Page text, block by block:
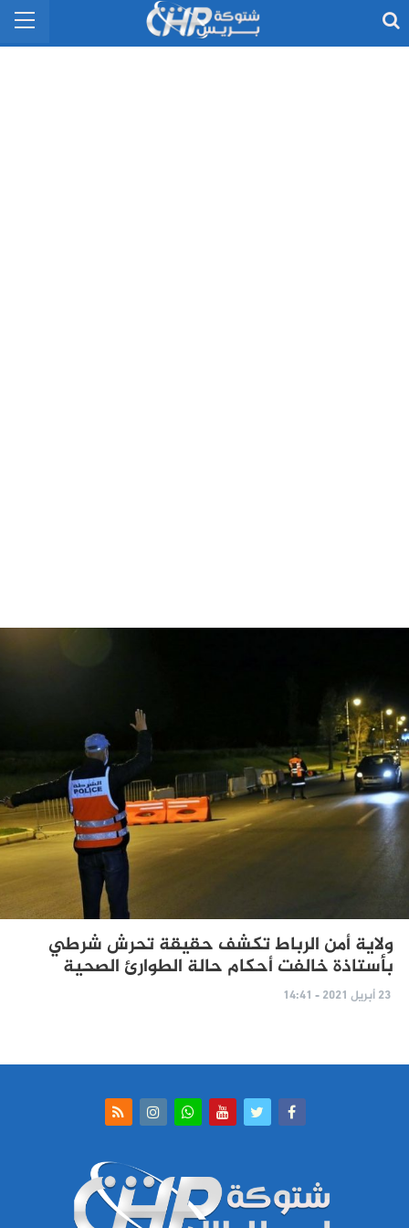
ولاية أمن الرباط تكشف حقيقة تحرش شرطي
بأستاذة خالفت أحكام حالة الطوارئ الصحية
23 أبريل 2021 - 14:41